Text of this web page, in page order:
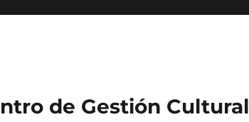
de Gestión Cultural